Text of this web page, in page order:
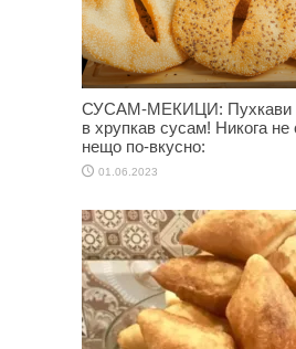
СУСАМ-МЕКИЦИ: Пухкави
в хрупкав сусам! Никога не
нещо по-вкусно:
01.06.2023